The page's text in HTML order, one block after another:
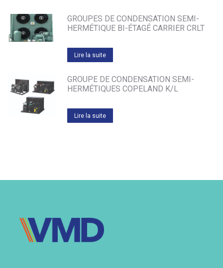
GROUPES DE CONDENSATION SEMI-
HERMÉTIQUE BI-ÉTAGÉ CARRIER CRLT
Lire la suite
GROUPE DE CONDENSATION SEMI-
HERMÉTIQUES COPELAND K/L
Lire la suite